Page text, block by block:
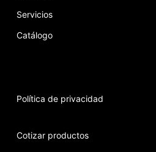
Servicios
Catálogo
Política de privacidad
Cotizar productos